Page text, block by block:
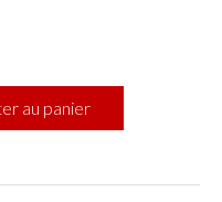
au panier